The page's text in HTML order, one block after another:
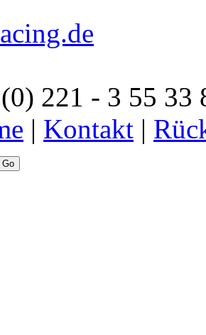
221 - 3 55 33
| Kontakt |